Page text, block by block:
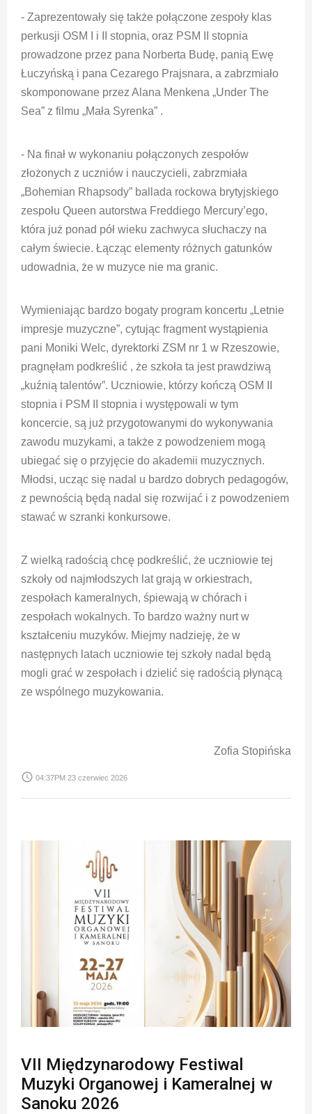
- Zaprezentowały się także połączone zespoły klas
perkusji OSM I i II stopnia, oraz PSM II stopnia
prowadzone przez pana Norberta Budę, panią Ewę
Łuczyńską i pana Cezarego Prajsnara, a zabrzmiało
skomponowane przez Alana Menkena „Under The
Sea” z filmu „Mała Syrenka” .
- Na finał w wykonaniu połączonych zespołów
złożonych z uczniów i nauczycieli, zabrzmiała
„Bohemian Rhapsody” ballada rockowa brytyjskiego
zespołu Queen autorstwa Freddiego Mercury’ego,
która już ponad pół wieku zachwyca słuchaczy na
całym świecie. Łącząc elementy różnych gatunków
udowadnia, że w muzyce nie ma granic.
Wymieniając bardzo bogaty program koncertu „Letnie
impresje muzyczne”, cytując fragment wystąpienia
pani Moniki Welc, dyrektorki ZSM nr 1 w Rzeszowie,
pragnęłam podkreślić , że szkoła ta jest prawdziwą
„kuźnią talentów”. Uczniowie, którzy kończą OSM II
stopnia i PSM II stopnia i występowali w tym
koncercie, są już przygotowanymi do wykonywania
zawodu muzykami, a także z powodzeniem mogą
ubiegać się o przyjęcie do akademii muzycznych.
Młodsi, ucząc się nadal u bardzo dobrych pedagogów,
z pewnością będą nadal się rozwijać i z powodzeniem
stawać w szranki konkursowe.
Z wielką radością chcę podkreślić, że uczniowie tej
szkoły od najmłodszych lat grają w orkiestrach,
zespołach kameralnych, śpiewają w chórach i
zespołach wokalnych. To bardzo ważny nurt w
kształceniu muzyków. Miejmy nadzieję, że w
następnych latach uczniowie tej szkoły nadal będą
mogli grać w zespołach i dzielić się radością płynącą
ze wspólnego muzykowania.
Zofia Stopińska
access_time 04:37PM 23 czerwiec 2026
VII Międzynarodowy Festiwal
Muzyki Organowej i Kameralnej w
Sanoku 2026